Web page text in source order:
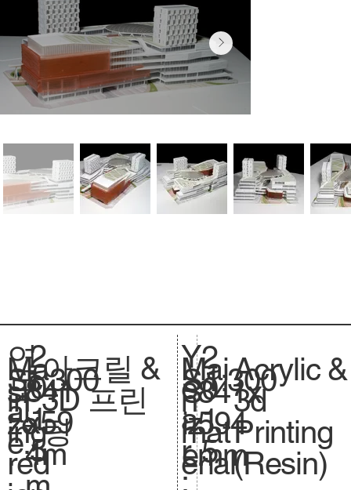
연
도
:
2
0
1
5
Ma
in
ing
red
Sc
al
e.
아크릴 &
3D 프린
팅
1:300
si
ze
.
841
x59
4m
Y
e
a
r
:
Mai
n
mat
erial
S
.
S
iz
e.
2
0
1
5
1:300
841x
594
mm
Acrylic &
3d
Printing
(Resin)